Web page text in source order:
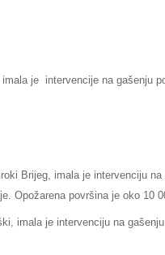
je intervencije na gašenju
Brijeg, imala je intervenciju
Opožarena površina je oko 10
imala je intervenciju na